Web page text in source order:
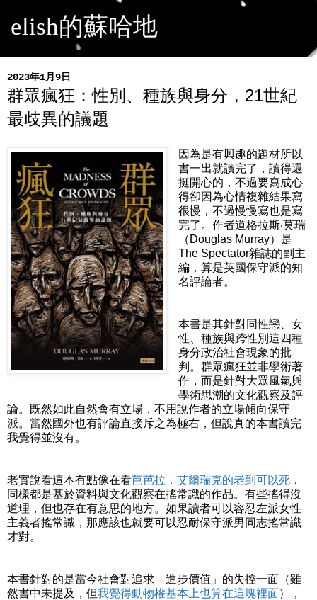
elish的蘇哈地
2023年1月9日
群眾瘋狂：性別、種族與身分，21世紀
最歧異的議題
因為是有興趣的題材所以
書一出就讀完了，讀得還
挺開心的，不過要寫成心
得卻因為心情複雜結果寫
很慢，不過慢慢寫也是寫
完了。作者道格拉斯‧莫瑞
（Douglas Murray）是
The Spectator雜誌的副主
編，算是英國保守派的知
名評論者。
本書是其針對同性戀、女
性、種族與跨性別這四種
身分政治社會現象的批
判。群眾瘋狂並非學術著
作，而是針對大眾風氣與
學術思潮的文化觀察及評
論。既然如此自然會有立場，不用說作者的立場傾向保守
派。當然國外也有評論直接斥之為極右，但說真的本書讀完
我覺得並沒有。
老實說看這本有點像在看芭芭拉．艾爾瑞克的老到可以死 ，
同樣都是基於資料與文化觀察在搖常識的作品。有些搖得沒
道理，但也存在有意思的地方。如果讀者可以容忍左派女性
主義者搖常識，那應該也就要可以忍耐保守派男同志搖常識
才對。
本書針對的是當今社會對追求「進步價值」的失控一面（雖
然書中未提及，但我覺得動物權基本上也算在這塊裡面），